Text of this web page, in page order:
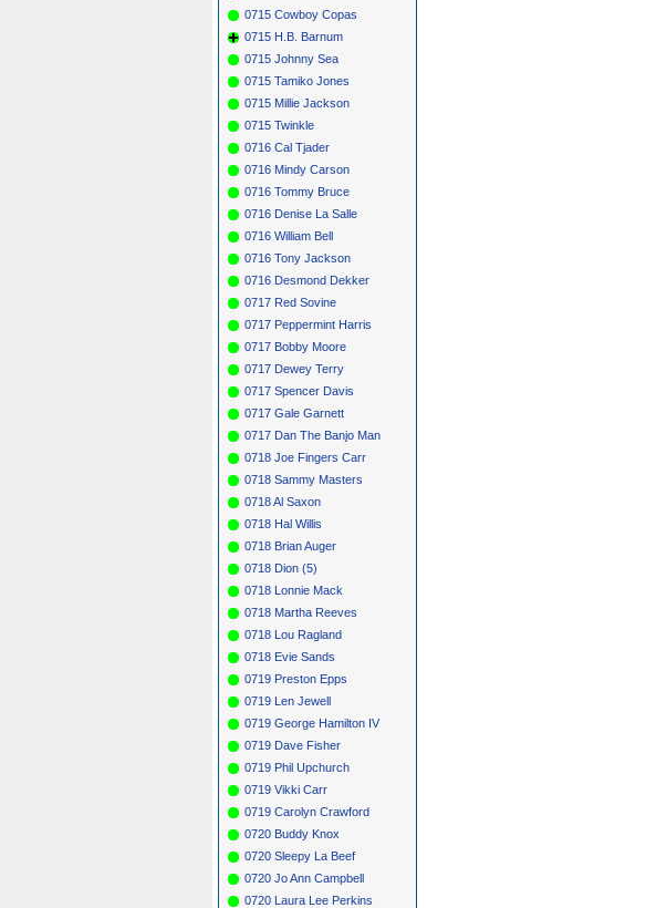
0715 Cowboy Copas
0715 H.B. Barnum
0715 Johnny Sea
0715 Tamiko Jones
0715 Millie Jackson
0715 Twinkle
0716 Cal Tjader
0716 Mindy Carson
0716 Tommy Bruce
0716 Denise La Salle
0716 William Bell
0716 Tony Jackson
0716 Desmond Dekker
0717 Red Sovine
0717 Peppermint Harris
0717 Bobby Moore
0717 Dewey Terry
0717 Spencer Davis
0717 Gale Garnett
0717 Dan The Banjo Man
0718 Joe Fingers Carr
0718 Sammy Masters
0718 Al Saxon
0718 Hal Willis
0718 Brian Auger
0718 Dion (5)
0718 Lonnie Mack
0718 Martha Reeves
0718 Lou Ragland
0718 Evie Sands
0719 Preston Epps
0719 Len Jewell
0719 George Hamilton IV
0719 Dave Fisher
0719 Phil Upchurch
0719 Vikki Carr
0719 Carolyn Crawford
0720 Buddy Knox
0720 Sleepy La Beef
0720 Jo Ann Campbell
0720 Laura Lee Perkins